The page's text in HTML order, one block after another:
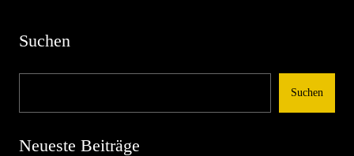
Suchen
Suchen
Neueste Beiträge